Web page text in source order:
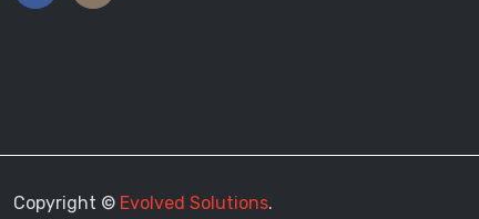
Copyright © Evolved Solutions.